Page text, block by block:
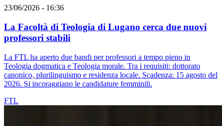
23/06/2026 - 16:36
La Facoltà di Teologia di Lugano cerca due nuovi
professori stabili
La FTL ha aperto due bandi per professori a tempo pieno in
Teologia dogmatica e Teologia morale. Tra i requisiti: dottorato
canonico, plurilinguismo e residenza locale. Scadenza: 15 agosto del
2026. Si incoraggiano le candidature femminili.
FTL